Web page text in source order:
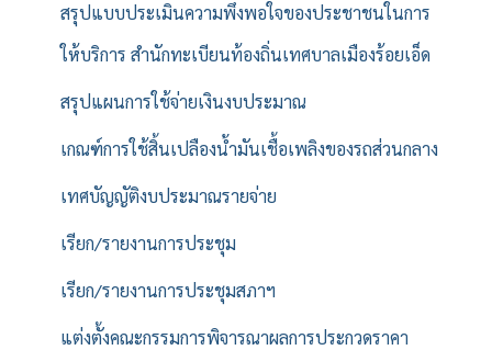
สรุปแบบประเมินความพึงพอใจของประชาชนในการ
ให้บริการ สำนักทะเบียนท้องถิ่นเทศบาลเมืองร้อยเอ็ด
สรุปแผนการใช้จ่ายเงินงบประมาณ
เกณฑ์การใช้สิ้นเปลืองน้ำมันเชื้อเพลิงของรถส่วนกลาง
เทศบัญญัติงบประมาณรายจ่าย
เรียก/รายงานการประชุม
เรียก/รายงานการประชุมสภาฯ
แต่งตั้งคณะกรรมการพิจารณาผลการประกวดราคา